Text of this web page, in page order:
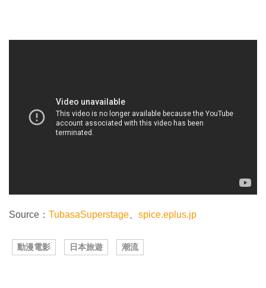
Source： TubasaSuperstage spice.eplus.jp
動漫電影 日本旅遊 潮流